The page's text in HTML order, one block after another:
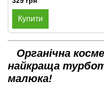
Купити
Органічна
найкраща
малюка!